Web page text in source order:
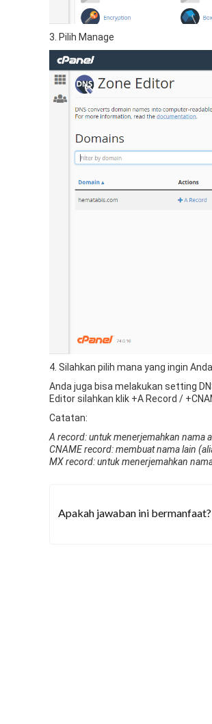
3. Pilih Manage
4. Silahkan pilih mana yang ingin
Anda juga bisa melakukan setting
Editor silahkan klik +A Record /
Catatan:
A record: untuk menerjemahkan nama
CNAME record: membuat nama lain
MX record: untuk menerjemahkan
Apakah jawaban ini bermanfaat?